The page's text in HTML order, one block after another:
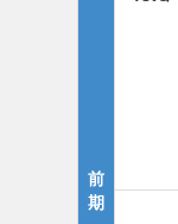
前
期